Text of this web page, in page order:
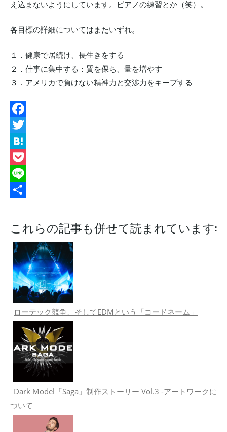
え込まないようにしています。ピアノの練習とか（笑）。
各目標の詳細についてはまたいずれ。
１．健康で居続け、長生きをする
２．仕事に集中する：質を保ち、量を増やす
３．アメリカで負けない精神力と交渉力をキープする
Facebook
Twitter
Hatena
Pocket
Line
有
これらの記事も併せて読まれています:
ローテック競争、そしてEDMという「コードネーム」
Dark Model「Saga」制作ストーリー Vol.3 -アートワークに
ついて